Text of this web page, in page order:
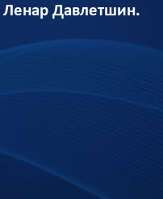
Ленар Давлетшин.